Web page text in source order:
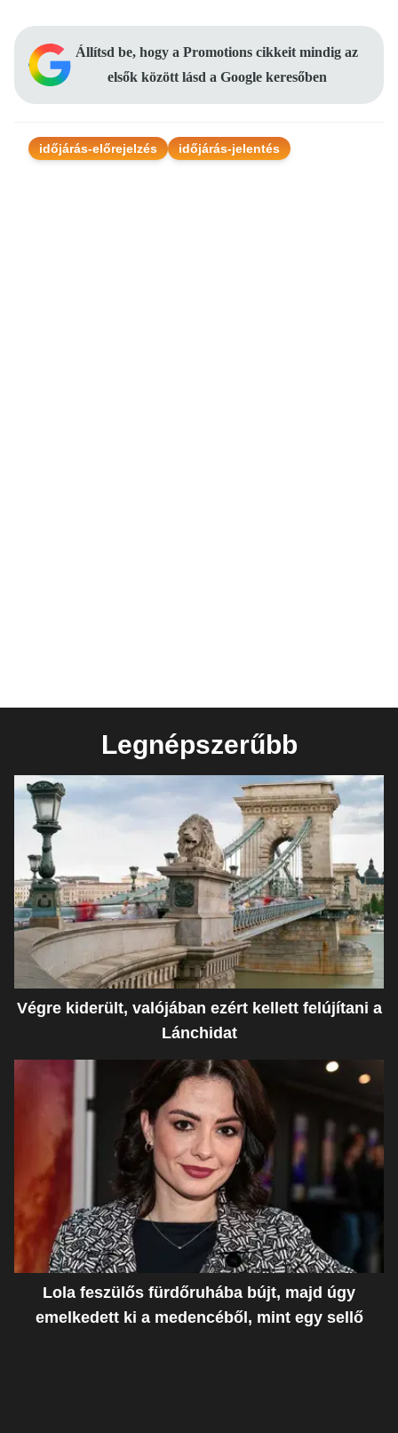
Állítsd be, hogy a Promotions cikkeit mindig az
elsők között lásd a Google keresőben
időjárás-előrejelzés időjárás-jelentés
Legnépszerűbb
Végre kiderült, valójában ezért kellett felújítani a
Lánchidat
Lola feszülős fürdőruhába bújt, majd úgy
emelkedett ki a medencéből, mint egy sellő